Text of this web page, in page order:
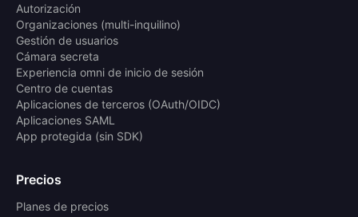
Autorización
Organizaciones (multi-inquilino)
Gestión de usuarios
Cámara secreta
Experiencia omni de inicio de sesión
Centro de cuentas
Aplicaciones de terceros (OAuth/OIDC)
Aplicaciones SAML
App protegida (sin SDK)
Precios
Planes de precios